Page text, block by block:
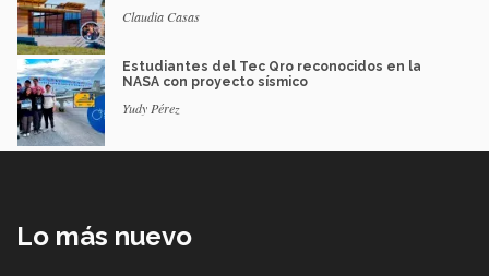
Claudia Casas
Estudiantes del Tec Qro reconocidos en la
NASA con proyecto sísmico
Yudy Pérez
Lo más nuevo